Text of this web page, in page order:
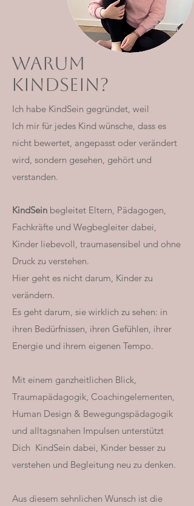
Warum
KindSein?
Ich habe KindSein gegründet, weil
Ich mir für jedes Kind wünsche, dass es
nicht bewertet, angepasst oder verändert
wird, sondern gesehen, gehört und
verstanden.
KindSein begleitet Eltern, Pädagogen,
Fachkräfte und Wegbegleiter dabei,
Kinder liebevoll, traumasensibel und ohne
Druck zu verstehen.
Hier geht es nicht darum, Kinder zu
verändern.
Es geht darum, sie wirklich zu sehen: in
ihren Bedürfnissen, ihren Gefühlen, ihrer
Energie und ihrem eigenen Tempo.
Mit einem ganzheitlichen Blick,
Traumapädagogik, Coachingelementen,
Human Design & Bewegungspädagogik
und alltagsnahen Impulsen unterstützt
Dich KindSein dabei, Kinder besser zu
verstehen und Begleitung neu zu denken.
Aus diesem sehnlichen Wunsch ist die